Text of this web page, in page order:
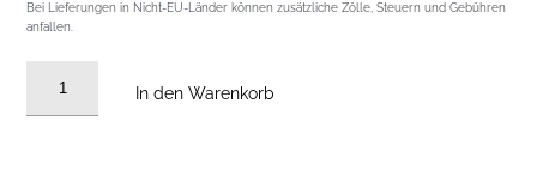
Bei Lieferungen in Nicht-EU-Länder können zusätzliche Zölle, Steuern und Gebühren
anfallen.
In den Warenkorb